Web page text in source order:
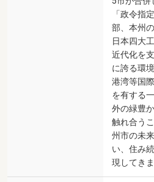
「政令指
部、本州
日本四大
近代化を
に誇る環
港湾等国
を有する
外の緑豊
触れ合う
州市の未
い、住み
現してきま